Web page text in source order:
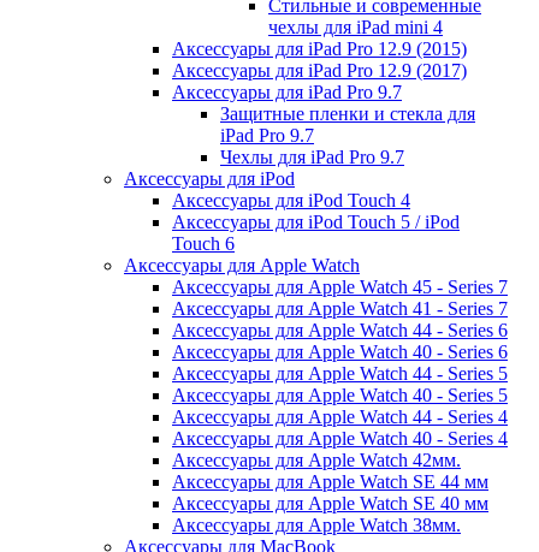
Стильные и современные
чехлы для iPad mini 4
Аксессуары для iPad Pro 12.9 (2015)
Аксессуары для iPad Pro 12.9 (2017)
Аксессуары для iPad Pro 9.7
Защитные пленки и стекла для
iPad Pro 9.7
Чехлы для iPad Pro 9.7
Аксессуары для iPod
Аксессуары для iPod Touch 4
Аксессуары для iPod Touch 5 / iPod
Touch 6
Аксессуары для Apple Watch
Аксессуары для Apple Watch 45 - Series 7
Аксессуары для Apple Watch 41 - Series 7
Аксессуары для Apple Watch 44 - Series 6
Аксессуары для Apple Watch 40 - Series 6
Аксессуары для Apple Watch 44 - Series 5
Аксессуары для Apple Watch 40 - Series 5
Аксессуары для Apple Watch 44 - Series 4
Аксессуары для Apple Watch 40 - Series 4
Аксессуары для Apple Watch 42мм.
Аксессуары для Apple Watch SE 44 мм
Аксессуары для Apple Watch SE 40 мм
Аксессуары для Apple Watch 38мм.
Аксессуары для MacBook